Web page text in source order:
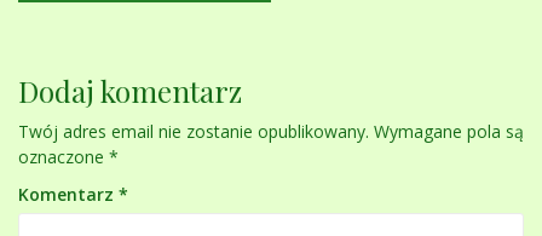
Dodaj komentarz
Twój adres email nie zostanie opublikowany. Wymagane pola są
oznaczone *
Komentarz *